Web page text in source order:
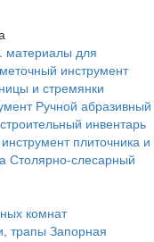
материалы для
инструмент
и стремянки
Ручной абразивный
инвентарь
плиточника и
Столярно-слесарный
комнат
трапы Запорная